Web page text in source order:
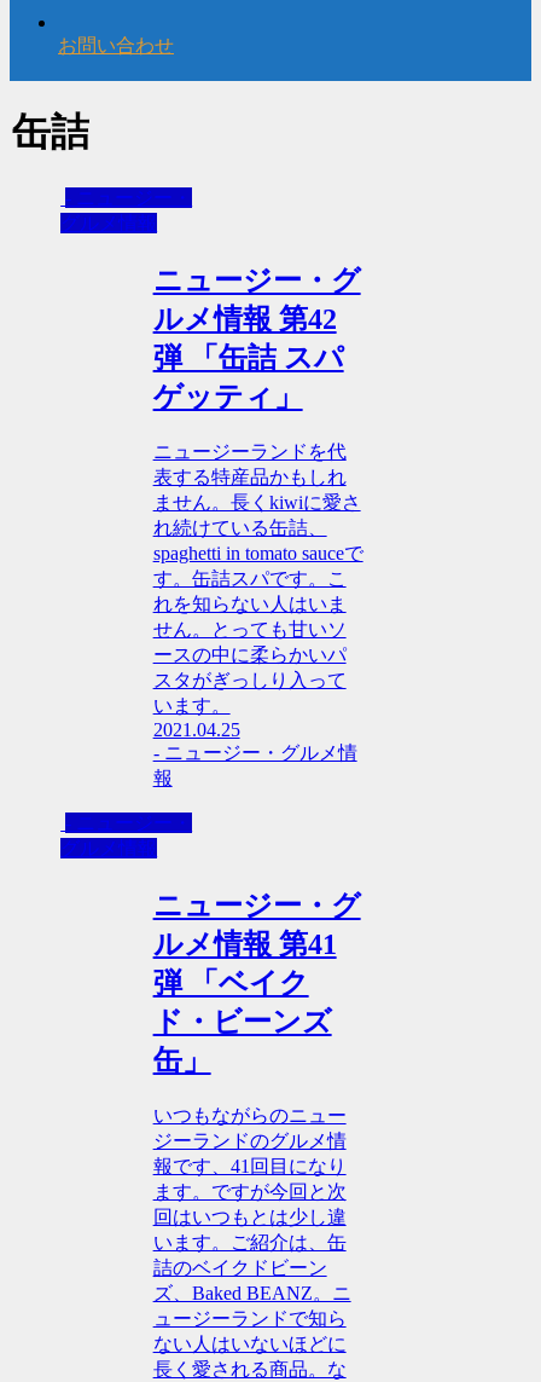
お問い合わせ
缶詰
- ニュージー・
グルメ情報
ニュージー・グ
ルメ情報 第42
弾 「缶詰 スパ
ゲッティ」
ニュージーランドを代
表する特産品かもしれ
ません。長くkiwiに愛さ
れ続けている缶詰、
spaghetti in tomato sauceで
す。缶詰スパです。こ
れを知らない人はいま
せん。とっても甘いソ
ースの中に柔らかいパ
スタがぎっしり入って
います。
2021.04.25
- ニュージー・グルメ情
報
- ニュージー・
グルメ情報
ニュージー・グ
ルメ情報 第41
弾 「ベイク
ド・ビーンズ
缶」
いつもながらのニュー
ジーランドのグルメ情
報です、41回目になり
ます。ですが今回と次
回はいつもとは少し違
います。ご紹介は、缶
詰のベイクドビーン
ズ、Baked BEANZ。ニ
ュージーランドで知ら
ない人はいないほどに
長く愛される商品。な